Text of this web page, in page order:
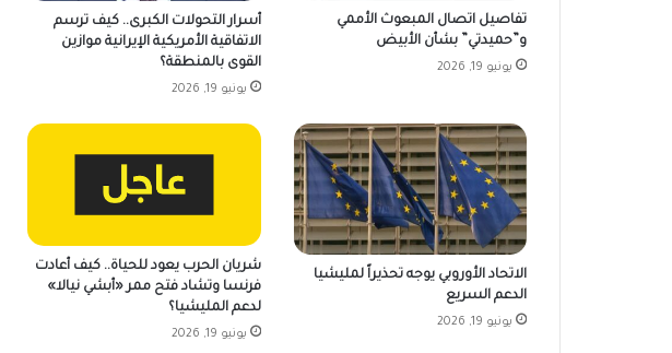
تفاصيل اتصال المبعوث الأممي
و”حميدتي” بشأن الأبيض
يونيو 19, 2026
أسرار التحولات الكبرى.. كيف ترسم
الاتفاقية الأمريكية الإيرانية موازين
القوى بالمنطقة؟
يونيو 19, 2026
الاتحاد الأوروبي يوجه تحذيراً لمليشيا
الدعم السريع
يونيو 19, 2026
شريان الحرب يعود للحياة.. كيف أعادت
فرنسا وتشاد فتح ممر «أبشي نيالا»
لدعم المليشيا؟
يونيو 19, 2026